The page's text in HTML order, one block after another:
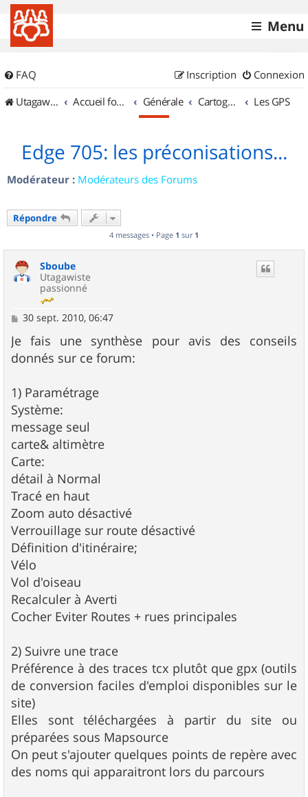
Menu
FAQ Connexion
Inscription
UtagawaVTT (Randos VTT et VTTAE avec traces GPS)
Accueil forum Générale Cartographie et GPS Les GPS
Edge 705: les préconisations...
Modérateur : Modérateurs des Forums
Répondre
4 messages • Page 1 sur 1
Sboube
Utagawiste
passionné
M
s
s
a
30 sept. 2010, 06:47
Je fais une synthèse pour avis des conseils
donnés sur ce forum:
1) Paramétrage
Système:
message seul
carte& altimètre
Carte:
détail à Normal
Tracé en haut
Zoom auto désactivé
Verrouillage sur route désactivé
Définition d'itinéraire;
Vélo
Vol d'oiseau
Recalculer à Averti
Cocher Eviter Routes + rues principales
2) Suivre une trace
Préférence à des traces tcx plutôt que gpx (outils
de conversion faciles d'emploi disponibles sur le
site)
Elles sont téléchargées à partir du site ou
préparées sous Mapsource
On peut s'ajouter quelques points de repère avec
des noms qui apparaitront lors du parcours